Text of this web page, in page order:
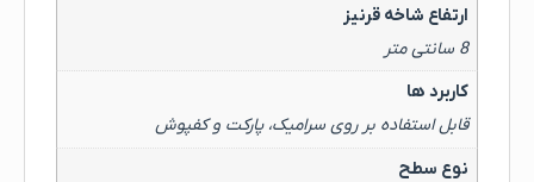
ارتفاع شاخه قرنیز
8 سانتی متر
کاربرد ها
قابل استفاده بر روی سرامیک، پارکت و کفپوش
نوع سطح